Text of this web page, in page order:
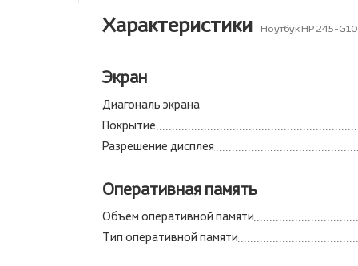
Характеристики Ноутбук HP 245-
Экран
Диагональ экрана
Покрытие
Разрешение дисплея
Оперативная память
Объем оперативной памяти
Тип оперативной памяти